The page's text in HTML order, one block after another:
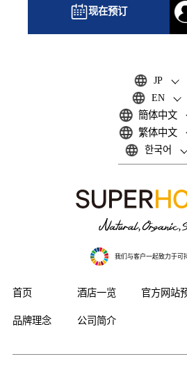
现在预订
JP
EN
簡体中文
繁体中文
한국어
我们与客户一起致力于可
首页 酒店一览 官方网站
品牌理念 公司简介